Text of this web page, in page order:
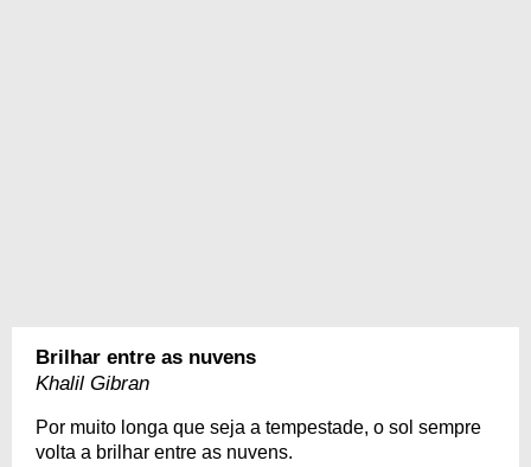
Brilhar entre as nuvens
Khalil Gibran
Por muito longa que seja a tempestade, o sol sempre
volta a brilhar entre as nuvens.